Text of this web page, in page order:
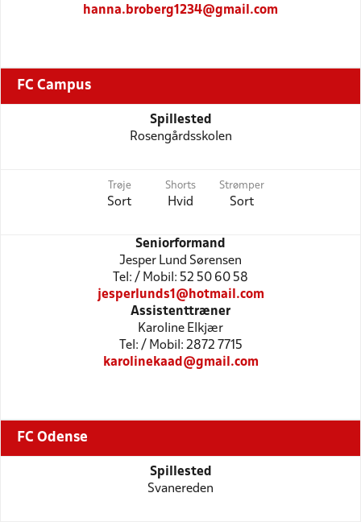
hanna.broberg1234@gmail.com
FC Campus
Spillested
Rosengårdsskolen
Trøje
Sort
Shorts
Hvid
Strømper
Sort
Seniorformand
Jesper Lund Sørensen
Tel: / Mobil: 52 50 60 58
jesperlunds1@hotmail.com
Assistenttræner
Karoline Elkjær
Tel: / Mobil: 2872 7715
karolinekaad@gmail.com
FC Odense
Spillested
Svanereden